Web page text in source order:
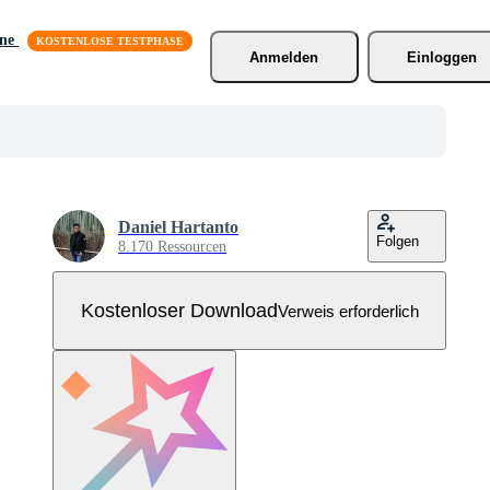
Anmelden
Einloggen
Daniel Hartanto
8.170 Ressourcen Folgen
Kostenloser DownloadVerweis erforderlich